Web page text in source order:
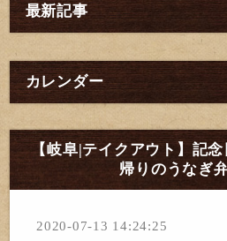
最新記事
カレンダー
【岐阜|テイクアウト】記
帰りのうなぎ
2020-07-13 14:24:25